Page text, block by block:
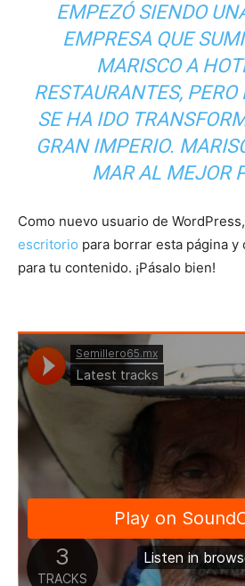
EMPEZÓ SIENDO
EMPRESA QUE
MARISCO A
RESTAURANTES, PERO
SE HA IDO
GRAN IMPERIO.
MAR AL MEJOR
Como nuevo usuario de
escritorio para borrar esta página y
para tu contenido. ¡Pásalo bien!